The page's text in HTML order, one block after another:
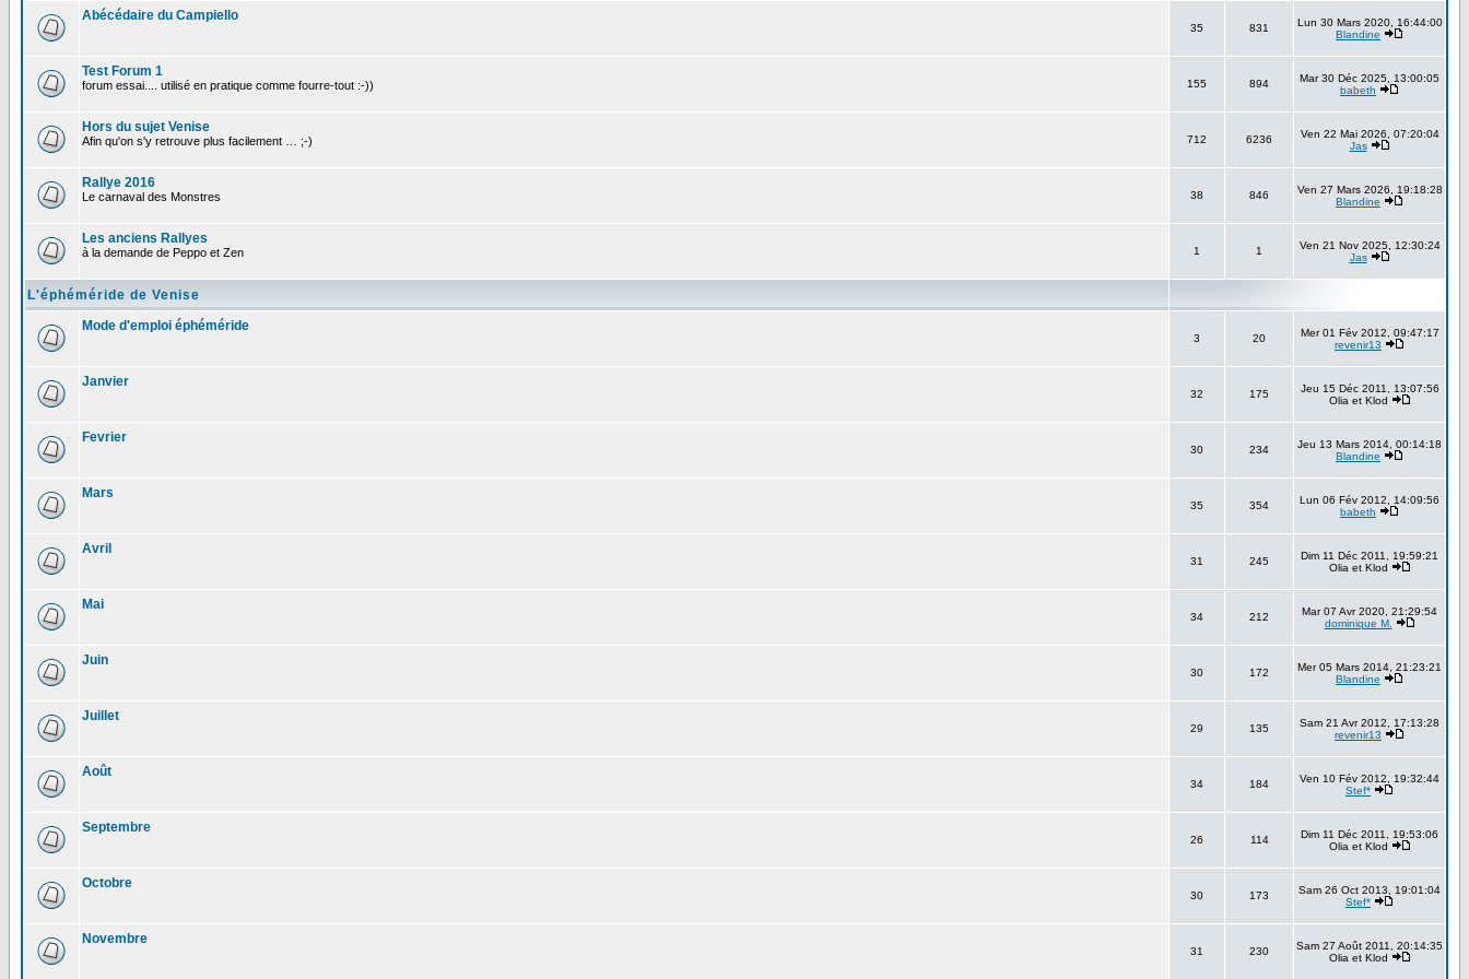
Abécédaire du Campiello
35 831
Lun 30 Mars 2020, 16:44:00
Blandine
Test Forum 1
forum essai.... utilisé en pratique comme fourre-tout :-)) 155 894
Mar 30 Déc 2025, 13:00:05
babeth
Hors du sujet Venise
Afin qu'on s'y retrouve plus facilement … ;-) 712 6236
Ven 22 Mai 2026, 07:20:04
Jas
Rallye 2016
Le carnaval des Monstres 38 846
Ven 27 Mars 2026, 19:18:28
Blandine
Les anciens Rallyes
à la demande de Peppo et Zen 1 1
Ven 21 Nov 2025, 12:30:24
Jas
L'éphéméride de Venise
Mode d'emploi éphéméride
3 20
Mer 01 Fév 2012, 09:47:17
revenir13
Janvier
32 175
Jeu 15 Déc 2011, 13:07:56
Olia et Klod
Fevrier
30 234
Jeu 13 Mars 2014, 00:14:18
Blandine
Mars
35 354
Lun 06 Fév 2012, 14:09:56
babeth
Avril
31 245
Dim 11 Déc 2011, 19:59:21
Olia et Klod
Mai
34 212
Mar 07 Avr 2020, 21:29:54
dominique M.
Juin
30 172
Mer 05 Mars 2014, 21:23:21
Blandine
Juillet
29 135
Sam 21 Avr 2012, 17:13:28
revenir13
Août
34 184
Ven 10 Fév 2012, 19:32:44
Stef*
Septembre
26 114
Dim 11 Déc 2011, 19:53:06
Olia et Klod
Octobre
30 173
Sam 26 Oct 2013, 19:01:04
Stef*
Novembre
31 230
Sam 27 Août 2011, 20:14:35
Olia et Klod